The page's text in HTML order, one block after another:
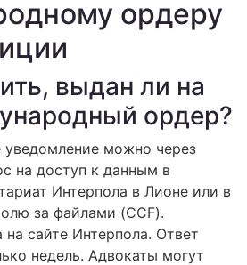
ордеру
выдан ли на
ордер?
уведомление можно через
на доступ к данным в
Интерпола в Лионе или в
за файлами (CCF).
сайте Интерпола. Ответ
недель. Адвокаты могут